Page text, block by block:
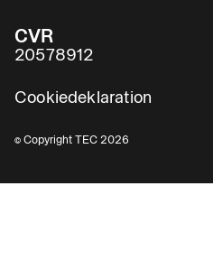
CVR
20578912
Cookiedeklaration
© Copyright TEC 2026